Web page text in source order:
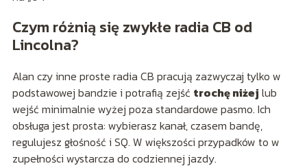
Czym różnią się zwykłe radia CB od
Lincolna?
Alan czy inne proste radia CB pracują zazwyczaj tylko w
podstawowej bandzie i potrafią zejść trochę niżej lub
wejść minimalnie wyżej poza standardowe pasmo. Ich
obsługa jest prosta: wybierasz kanał, czasem bandę,
regulujesz głośność i SQ. W większości przypadków to w
zupełności wystarcza do codziennej jazdy.